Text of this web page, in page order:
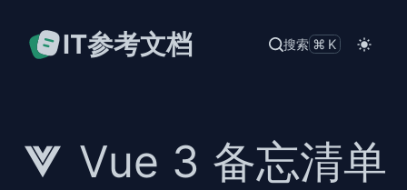
IT参考文档 搜索 ⌘K
Vue 3 备忘清单